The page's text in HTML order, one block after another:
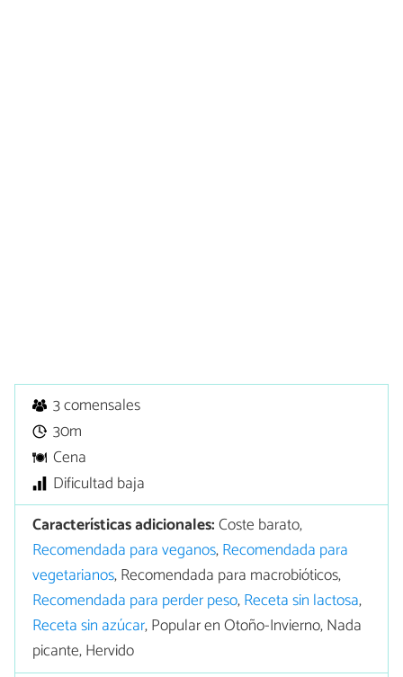
3 comensales
30m
Cena
Dificultad baja
Características adicionales:Coste barato,
Recomendada para veganos,Recomendada para
vegetarianos, Recomendada para macrobióticos,
Recomendada para perder peso,Receta sin lactosa,
Receta sin azúcar, Popular en Otoño-Invierno, Nada
picante, Hervido